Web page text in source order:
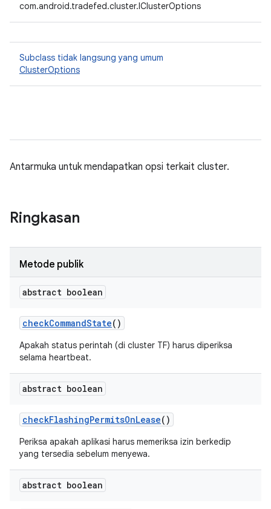
com.android.tradefed.cluster.IClusterOptions
Subclass tidak langsung yang umum
ClusterOptions
Antarmuka untuk mendapatkan opsi terkait cluster.
Ringkasan
Metode publik
abstract boolean
checkCommandState()
Apakah status perintah (di cluster TF) harus diperiksa
selama heartbeat.
abstract boolean
checkFlashingPermitsOnLease()
Periksa apakah aplikasi harus memeriksa izin berkedip
yang tersedia sebelum menyewa.
abstract boolean